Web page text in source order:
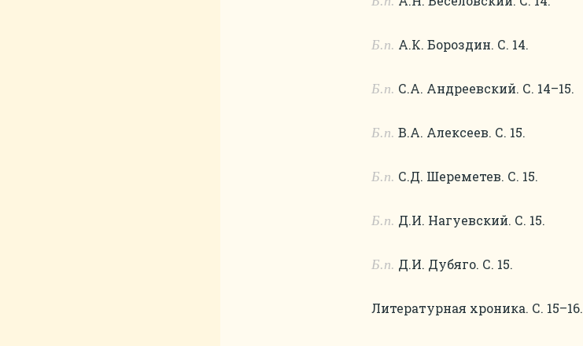
Б.п. А.К. Бороздин. С. 14.
Б.п. С.А. Андреевский. С. 14–15.
Б.п. В.А. Алексеев. С. 15.
Б.п. С.Д. Шереметев. С. 15.
Б.п. Д.И. Нагуевский. С. 15.
Б.п. Д.И. Дубяго. С. 15.
Литературная хроника. С. 15–16.